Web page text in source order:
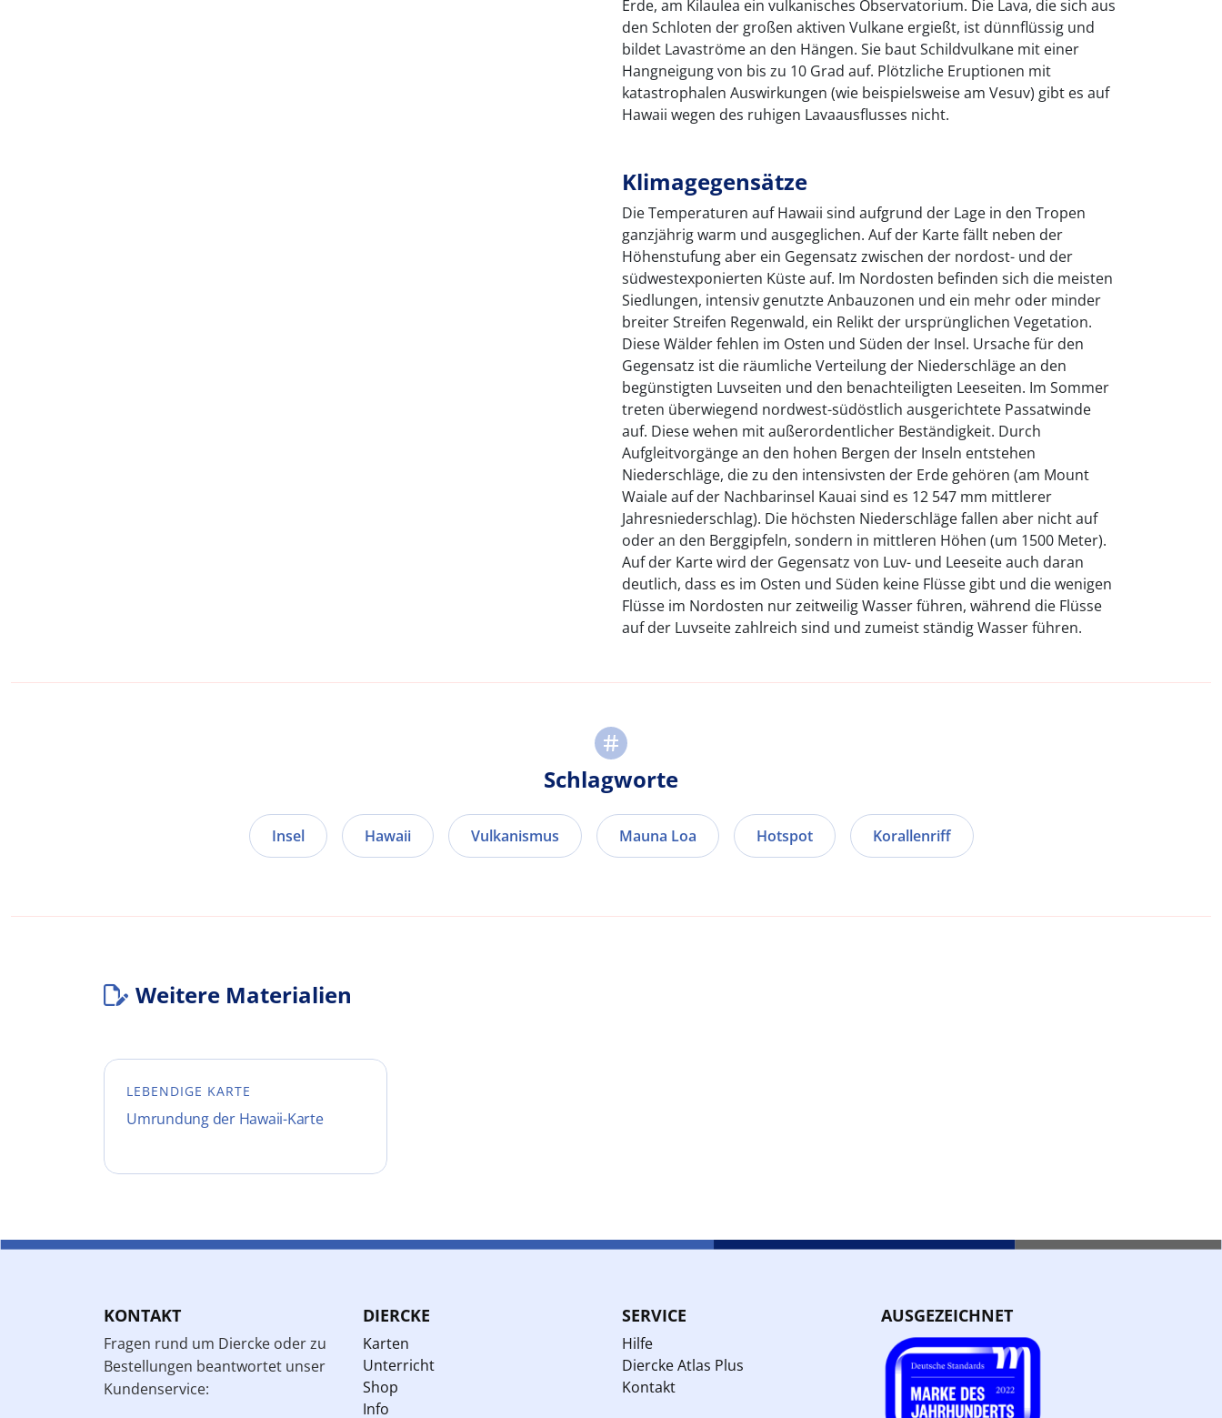
Erde, am Kilaulea ein vulkanisches Observatorium. Die Lava, die sich aus
den Schloten der großen aktiven Vulkane ergießt, ist dünnflüssig und
bildet Lavaströme an den Hängen. Sie baut Schildvulkane mit einer
Hangneigung von bis zu 10 Grad auf. Plötzliche Eruptionen mit
katastrophalen Auswirkungen (wie beispielsweise am Vesuv) gibt es auf
Hawaii wegen des ruhigen Lavaausflusses nicht.
Klimagegensätze
Die Temperaturen auf Hawaii sind aufgrund der Lage in den Tropen
ganzjährig warm und ausgeglichen. Auf der Karte fällt neben der
Höhenstufung aber ein Gegensatz zwischen der nordost- und der
südwestexponierten Küste auf. Im Nordosten befinden sich die meisten
Siedlungen, intensiv genutzte Anbauzonen und ein mehr oder minder
breiter Streifen Regenwald, ein Relikt der ursprünglichen Vegetation.
Diese Wälder fehlen im Osten und Süden der Insel. Ursache für den
Gegensatz ist die räumliche Verteilung der Niederschläge an den
begünstigten Luvseiten und den benachteiligten Leeseiten. Im Sommer
treten überwiegend nordwest-südöstlich ausgerichtete Passatwinde
auf. Diese wehen mit außerordentlicher Beständigkeit. Durch
Aufgleitvorgänge an den hohen Bergen der Inseln entstehen
Niederschläge, die zu den intensivsten der Erde gehören (am Mount
Waiale auf der Nachbarinsel Kauai sind es 12 547 mm mittlerer
Jahresniederschlag). Die höchsten Niederschläge fallen aber nicht auf
oder an den Berggipfeln, sondern in mittleren Höhen (um 1500 Meter).
Auf der Karte wird der Gegensatz von Luv- und Leeseite auch daran
deutlich, dass es im Osten und Süden keine Flüsse gibt und die wenigen
Flüsse im Nordosten nur zeitweilig Wasser führen, während die Flüsse
auf der Luvseite zahlreich sind und zumeist ständig Wasser führen.
Schlagworte
Insel Hawaii Vulkanismus Mauna Loa Hotspot Korallenriff
Weitere Materialien
LEBENDIGE KARTE
Umrundung der Hawaii-Karte
KONTAKT
Fragen rund um Diercke oder zu
Bestellungen beantwortet unser
Kundenservice:
DIERCKE
Karten
Unterricht
Shop
Info
SERVICE
Hilfe
Diercke Atlas Plus
Kontakt
AUSGEZEICHNET